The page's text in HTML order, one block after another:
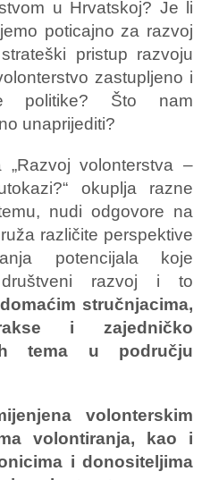
u Hrvatskoj? Je li
poticajno za razvoj
pristup razvoju
zastupljeno i
politike? Što nam
unaprijediti?
„Razvoj volonterstva –
okuplja razne
nudi odgovore na
različite perspektive
potencijala koje
razvoj i to
stručnjacima,
i zajedničko
tema u području
volonterskim
volontiranja, kao i
i donositeljima